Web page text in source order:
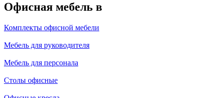
Офисная мебель в
Комплекты офисной мебели
Мебель для руководителя
Мебель для персонала
Столы офисные